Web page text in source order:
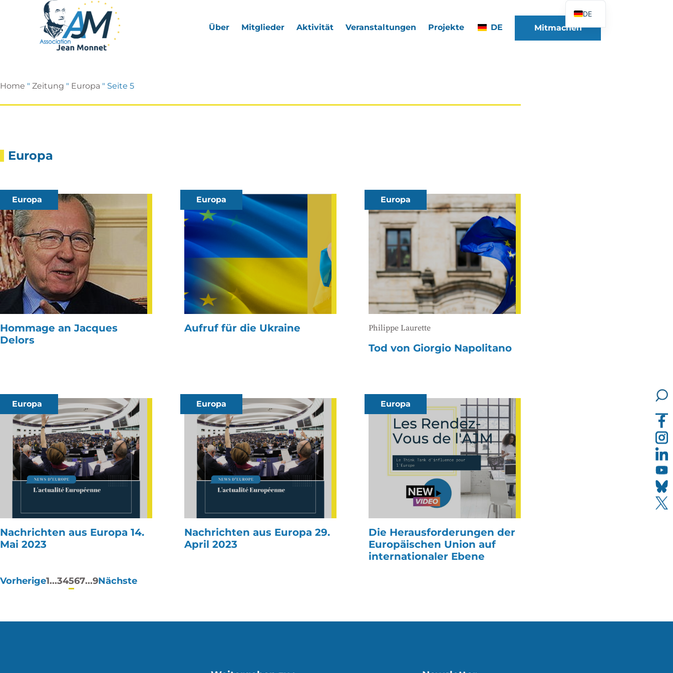
Über Mitglieder Aktivität Veranstaltungen Projekte DE Mitmachen
Home " Zeitung " Europa " Seite 5
Europa
Europa
Hommage an Jacques
Delors
Europa
Aufruf für die Ukraine
Europa
Philippe Laurette
Tod von Giorgio Napolitano
Europa
Nachrichten aus Europa 14.
Mai 2023
Europa
Nachrichten aus Europa 29.
April 2023
Europa
Die Herausforderungen der
Europäischen Union auf
internationaler Ebene
Paginierung
Vorherige1...34567...9Nächste
DE
FR